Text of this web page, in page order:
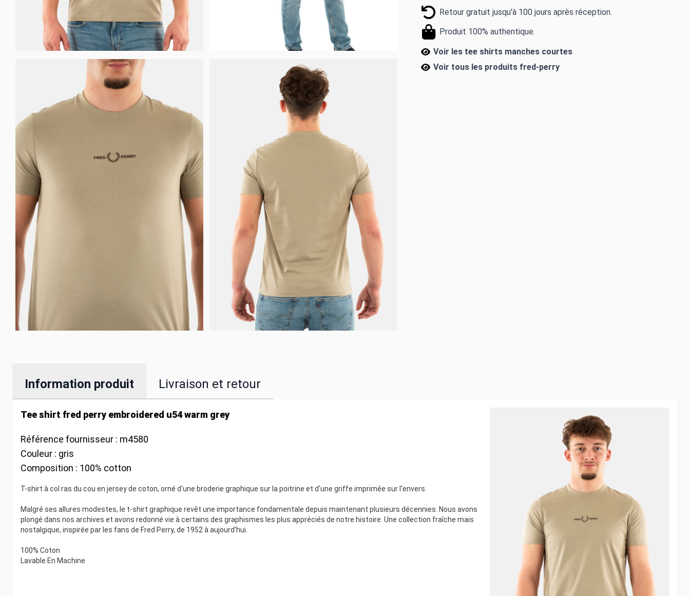
Retour gratuit jusqu'à 100 jours après réception.
Produit 100% authentique.
Voir les tee shirts manches courtes
Voir tous les produits fred-perry
Information produit Livraison et retour
Tee shirt fred perry embroidered u54 warm grey
Référence fournisseur : m4580
Couleur : gris
Composition : 100% cotton
T-shirt à col ras du cou en jersey de coton, orné d'une broderie graphique sur la poitrine et d'une griffe imprimée sur l'envers.
Malgré ses allures modestes, le t-shirt graphique revêt une importance fondamentale depuis maintenant plusieurs décennies. Nous avons
plongé dans nos archives et avons redonné vie à certains des graphismes les plus appréciés de notre histoire. Une collection fraîche mais
nostalgique, inspirée par les fans de Fred Perry, de 1952 à aujourd'hui.
100% Coton
Lavable En Machine